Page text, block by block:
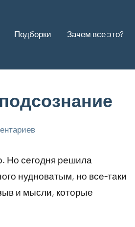
Подборки Зачем все это?
Но сегодня решила
нудноватым, но все-таки
и мысли, которые